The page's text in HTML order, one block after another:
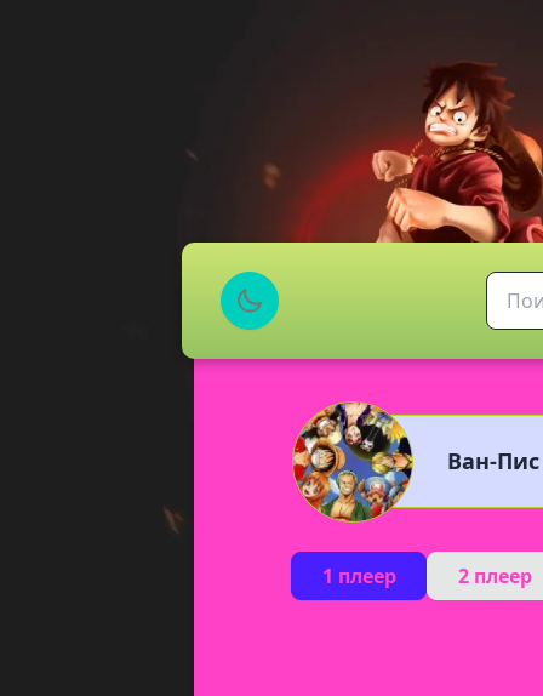
Ван-
1 плеер 2 плеер